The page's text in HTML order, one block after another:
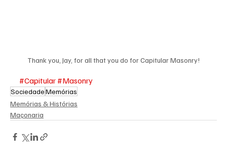
Thank you, Jay, for all that you do for Capitular Masonry!
#Capitular #Masonry
SociedadeMemórias
Memórias & Histórias
Maçonaria